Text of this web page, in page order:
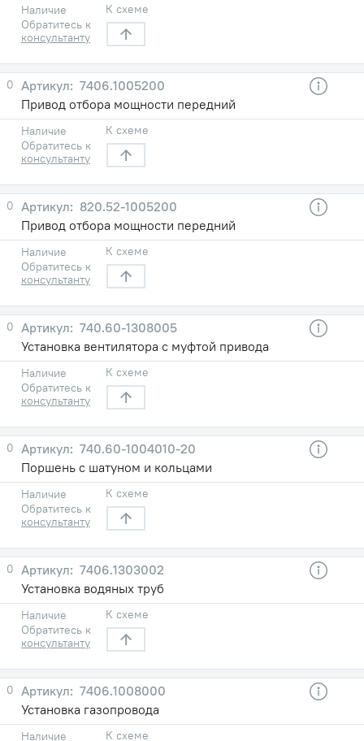
Наличие
Обратитесь к
консультанту
К схеме
0
7406.1005200
Привод отбора мощности передний
Наличие
Обратитесь к
консультанту
К схеме
0
820.52-1005200
Привод отбора мощности передний
Наличие
Обратитесь к
консультанту
К схеме
0
740.60-1308005
Установка вентилятора с муфтой привода
Наличие
Обратитесь к
консультанту
К схеме
0
740.60-1004010-20
Поршень с шатуном и кольцами
Наличие
Обратитесь к
консультанту
К схеме
0
7406.1303002
Установка водяных труб
Наличие
Обратитесь к
консультанту
К схеме
0
7406.1008000
Установка газопровода
Наличие К схеме